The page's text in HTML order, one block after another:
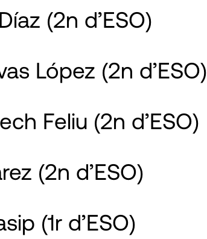
(2n d’ESO)
López (2n d’ESO)
Feliu (2n d’ESO)
(2n d’ESO)
(1r d’ESO)